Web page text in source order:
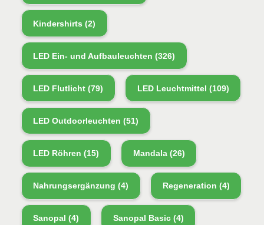
Kindershirts (2)
LED Ein- und Aufbauleuchten (326)
LED Flutlicht (79) LED Leuchtmittel (109)
LED Outdoorleuchten (51)
LED Röhren (15) Mandala(26)
Nahrungsergänzung (4) Regeneration (4)
Sanopal (4) Sanopal Basic(4)